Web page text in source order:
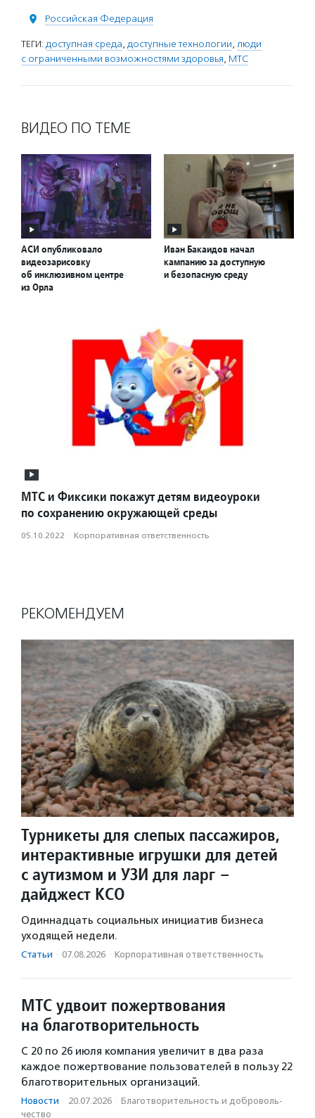
Российская Федерация
ТЕГИ: доступная среда, доступные технологии, люди
с ограниченными возможностями здоровья, МТС
ВИДЕО ПО ТЕМЕ
АСИ опубликовало
видеозарисовку
об инклюзивном центре
из Орла
Иван Бакаидов начал
кампанию за доступную
и безопасную среду
МТС и Фиксики покажут детям видеоуроки
по сохранению окружающей среды
05.10.2022 · Корпоративная ответственность
РЕКОМЕНДУЕМ
Турникеты для слепых пассажиров,
интерактивные игрушки для детей
с аутизмом и УЗИ для ларг –
дайджест КСО
Одиннадцать социальных инициатив бизнеса
уходящей недели.
Статьи · 07.08.2026 · Корпоративная ответственность
МТС удвоит пожертвования
на благотворительность
С 20 по 26 июля компания увеличит в два раза
каждое пожертвование пользователей в пользу 22
благотворительных организаций.
Новости · 20.07.2026 · Благотвори­тель­ность и доброволь­
чест­во